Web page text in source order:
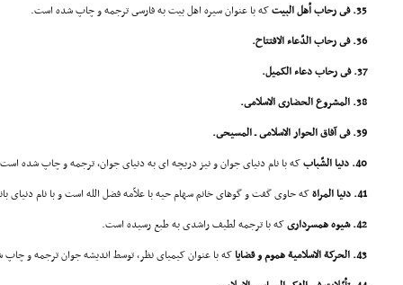
35. فى رحاب أهل البیت
که با عنوان سیره اهل بیت به فارسى ترجمه و چاپ شده است.
36. فى رحاب الدّعاء الافتتاح.
37. فى رحاب دعاء الکمیل.
38. المشروع الحضارى الاسلامى.
39. فى آفاق الحوار الاسلامى ـ المسیحى.
40. دنیا الشّباب
که با نام دنیاى جوان و نیز دریچه اى به دنیاى جوان، ترجمه و چاپ شده
41. دنیا المراة
که حاوى گفت و گوهاى خانم سهام حیه با علاّمه فضل الله است و با نام دنیاى
42. شیوه همسردارى
که با ترجمه لطیف راشدى به طبع رسیده است.
43. الحرکة الاسلامیة هموم و قضایا
که با عنوان کیمیاى نظر، توسط اندیشه جوان ترجمه و